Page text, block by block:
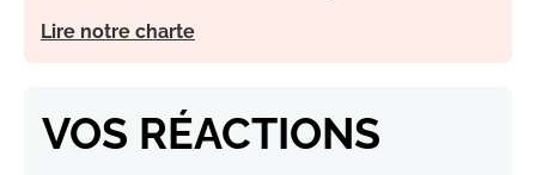
Lire notre charte
VOS RÉACTIONS